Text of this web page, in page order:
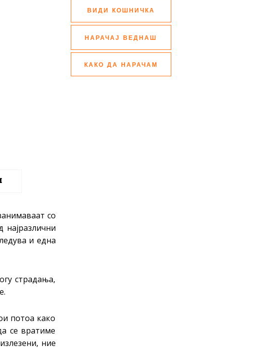
со
и една
страдања,
потоа како
се вратиме
ние
ВИДИ КОШНИЧКА
НАРАЧАЈ ВЕДНАШ
КАКО ДА НАРАЧАМ